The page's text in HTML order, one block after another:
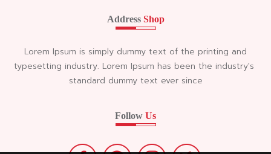
Address Shop
Lorem Ipsum is simply dummy text of the printing and
typesetting industry. Lorem Ipsum has been the industry's
standard dummy text ever since
Follow Us